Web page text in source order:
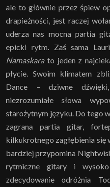
ale to głównie przez śpiew
drapieżności, jest raczej
uderza nas mocna partia
epicki rytm. Zaś sama
Namaskarato jeden z
płycie. Swoim klimatem
Dance – dziwne
niezrozumiałe słowa
starożytnym języku. Do tego
zagrana partia gitar,
kilkukrotnego zagłębienia się
bardziej przypomina
rytmiczne gitary i
zdecydowanie odróżnia